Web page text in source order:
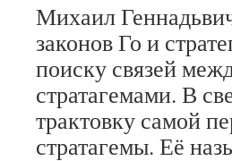
Михаил
законов Го и
поиску связей
стратагемами. В
трактовку самой
стратагемы. Её